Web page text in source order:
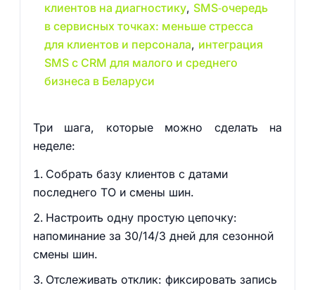
клиентов на диагностику, SMS‑очередь
в сервисных точках: меньше стресса
для клиентов и персонала, интеграция
SMS с CRM для малого и среднего
бизнеса в Беларуси
Три шага, которые можно сделать на
неделе:
Собрать базу клиентов с датами
последнего ТО и смены шин.
Настроить одну простую цепочку:
напоминание за 30/14/3 дней для сезонной
смены шин.
Отслеживать отклик: фиксировать запись